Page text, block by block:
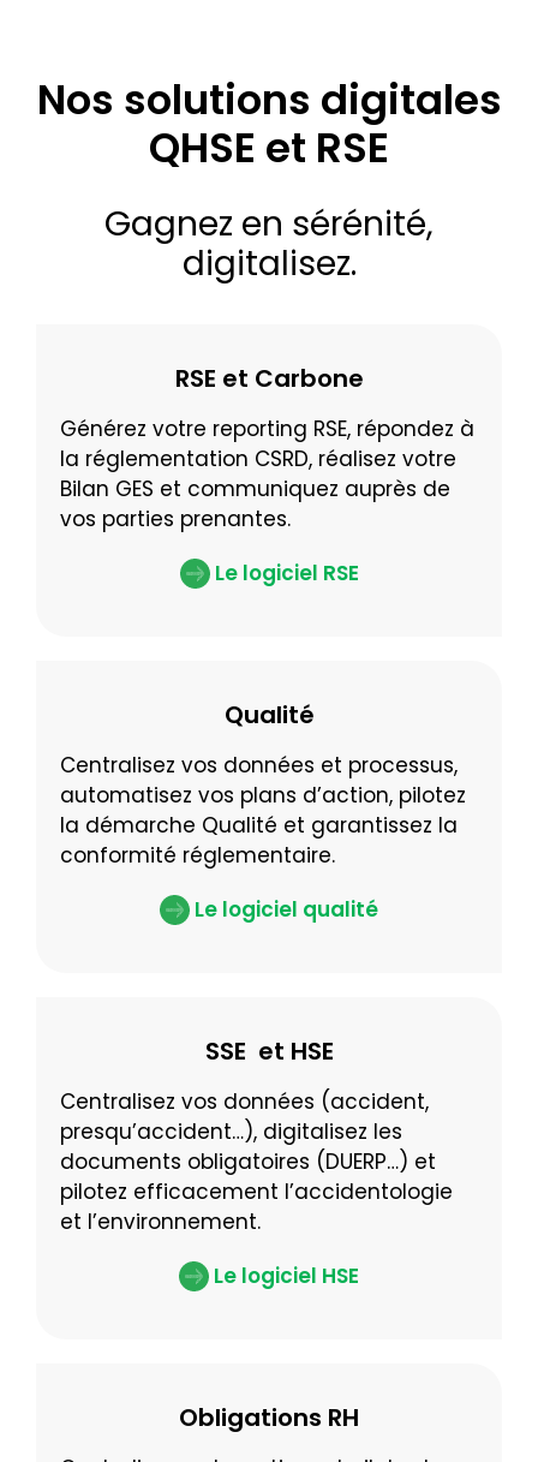
Nos solutions digitales
QHSE et RSE
Gagnez en sérénité,
digitalisez.
RSE et Carbone
Générez votre reporting RSE, répondez à
la réglementation CSRD, réalisez votre
Bilan GES et communiquez auprès de
vos parties prenantes.
Le logiciel RSE
Qualité
Centralisez vos données et processus,
automatisez vos plans d’action, pilotez
la démarche Qualité et garantissez la
conformité réglementaire.
Le logiciel qualité
SSE et HSE
Centralisez vos données (accident,
presqu’accident…), digitalisez les
documents obligatoires (DUERP…) et
pilotez efficacement l’accidentologie
et l’environnement.
Le logiciel HSE
Obligations RH